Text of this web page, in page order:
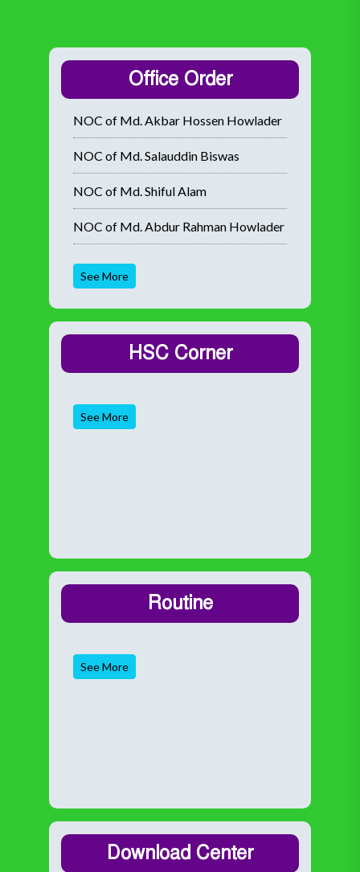
Office Order
NOC of Md. Akbar Hossen Howlader
NOC of Md. Salauddin Biswas
NOC of Md. Shiful Alam
NOC of Md. Abdur Rahman Howlader
See More
HSC Corner
See More
Routine
See More
Download Center